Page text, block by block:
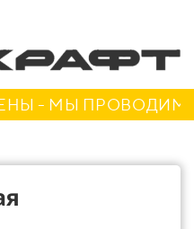
МЫ ПРОВОДИМ